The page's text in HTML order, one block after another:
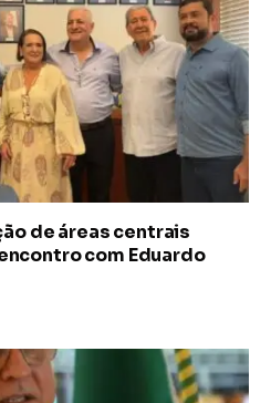
de áreas centrais
com Eduardo